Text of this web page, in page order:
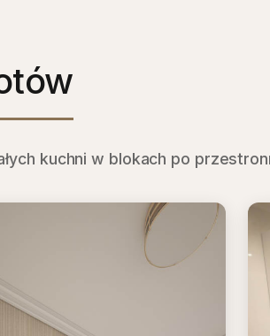
kuchni w blokach po